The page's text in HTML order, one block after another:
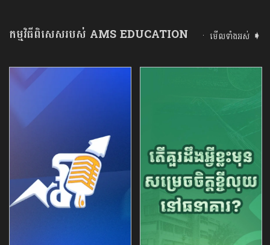
កម្មវិធីពិសេសរបស់ AMS EDUCATION មើលទាំងអស់ ➧